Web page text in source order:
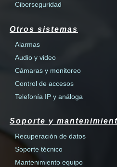
Ciberseguridad
Otros sistemas
Alarmas
Audio y video
Cámaras y monitoreo
Control de accesos
Telefonía IP y análoga
Soporte y
Recuperación de datos
Soporte técnico
Mantenimiento equipo